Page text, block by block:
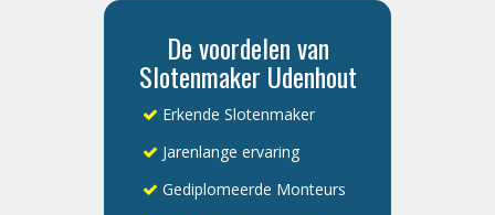
De voordelen van
Slotenmaker Udenhout
Erkende Slotenmaker
Jarenlange ervaring
Gediplomeerde Monteurs